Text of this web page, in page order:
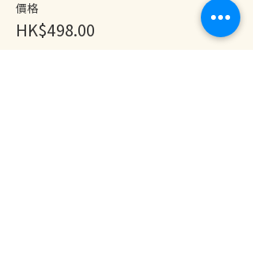
價格
HK$498.00